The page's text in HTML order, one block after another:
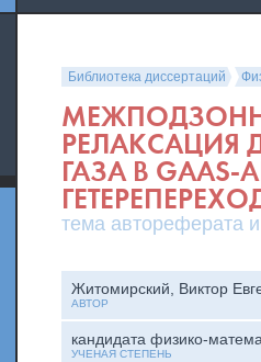
Библиотека диссертаций
РЕЛАКСАЦИЯ
ГАЗА В
тема автореферата
Житомирский, Виктор
АВТОР
кандидата физико-
УЧЕНАЯ СТЕПЕНЬ